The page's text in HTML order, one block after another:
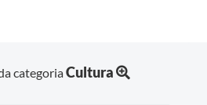
categoriaCultura